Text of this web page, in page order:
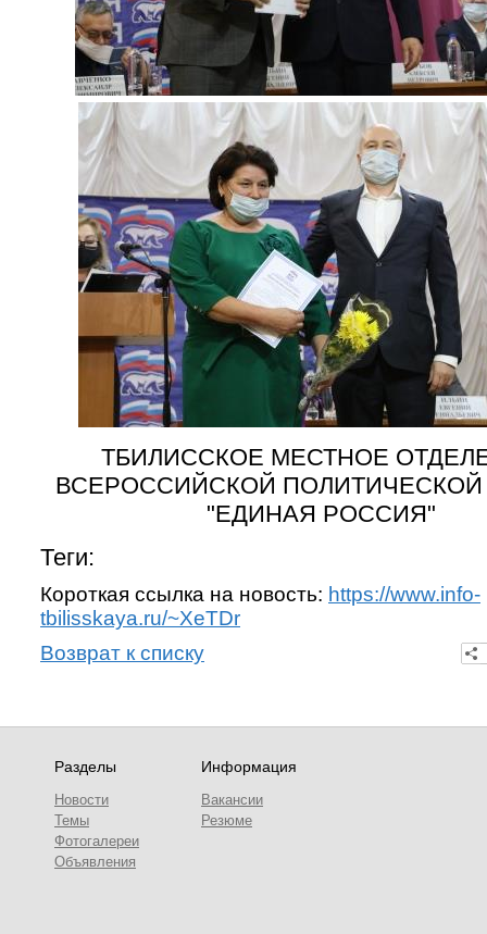
ТБИЛИССКОЕ МЕСТНОЕ
ВСЕРОССИЙСКОЙ ПОЛИТИЧЕСКОЙ
"ЕДИНАЯ РОССИЯ"
Теги:
Короткая ссылка на новость: https://www.info-
tbilisskaya.ru/~XeTDr
Возврат к списку
Разделы
Новости
Темы
Фотогалереи
Объявления
Информация
Вакансии
Резюме